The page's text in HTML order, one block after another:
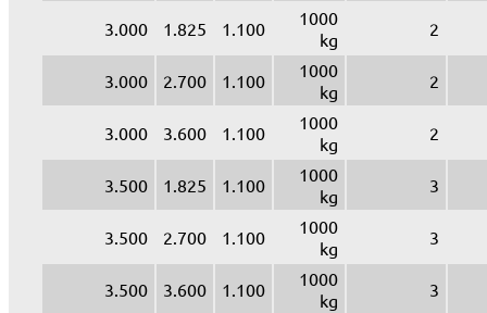
3.000 1.825 1.100
1000
kg
2
3.000 2.700 1.100
1000
kg
2
3.000 3.600 1.100
1000
kg
2
3.500 1.825 1.100
1000
kg
3
3.500 2.700 1.100
1000
kg
3
3.500 3.600 1.100
1000
kg
3